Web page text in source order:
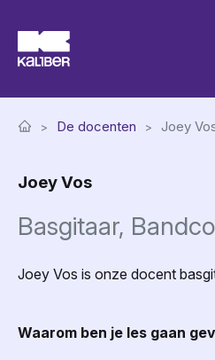
Sociaal domein
Over ons
De docenten Joey
Joey Vos
Basgitaar,
Joey Vos is onze docent
Waarom ben je les gaan